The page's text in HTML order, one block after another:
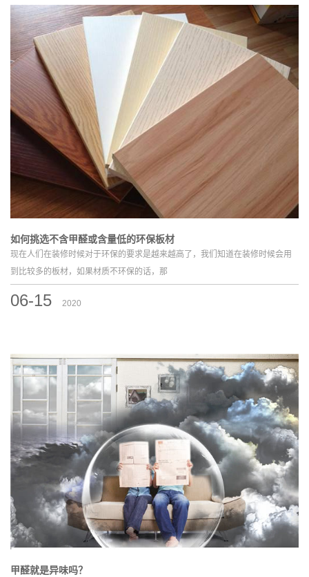
如何挑选不含甲醛或含量低的环保板材
现在人们在装修时候对于环保的要求是越来越高了，我们知道在装修时候会用
到比较多的板材，如果材质不环保的话，那
06-15 2020
甲醛就是异味吗？